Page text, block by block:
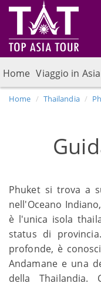
Home Viaggio in Asia
Home Thailandia
Phuket si trova a
nell'Oceano
è l'unica isola
status di
profonde, è
Andamane e una
della Thailandia.